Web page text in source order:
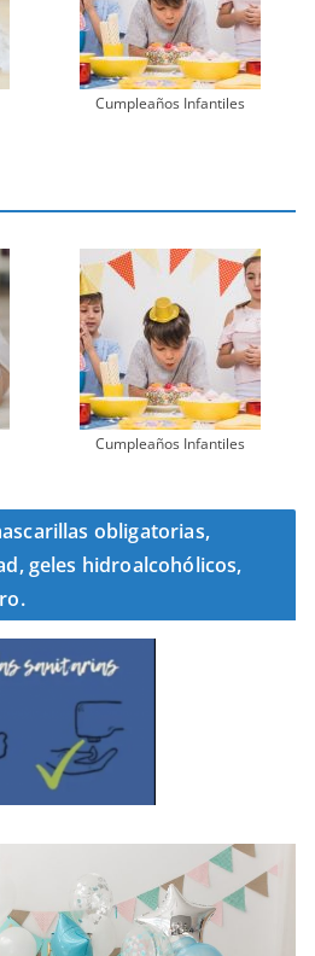
Cumpleaños Infantiles
Cumpleaños Infantiles
obligatorias,
geles hidroalcohólicos,